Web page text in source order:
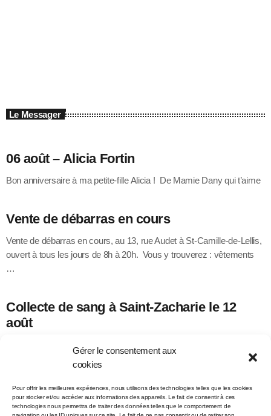
Gérer le consentement aux
cookies
Pour offrir les meilleures expériences, nous utilisons des technologies telles que les cookies
pour stocker et/ou accéder aux informations des appareils. Le fait de consentir à ces
technologies nous permettra de traiter des données telles que le comportement de
Le Messager
06 août – Alicia Fortin
Bon anniversaire à ma petite-fille Alicia ! De Mamie Dany qui t’aime
Vente de débarras en cours
Vente de débarras en cours, au 13, rue Audet à St-Camille-de-Lellis,
ouvert à tous les jours de 8h à 20h. Vous y trouverez : vêtements
…
Collecte de sang à Saint-Zacharie le 12
août
Héma-Québec vous invite à participer à une collecte de sang le
mercredi 12 août au Centre municipal des loisirs -Aréna, situé au